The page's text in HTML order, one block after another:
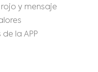
y mensaje
la APP